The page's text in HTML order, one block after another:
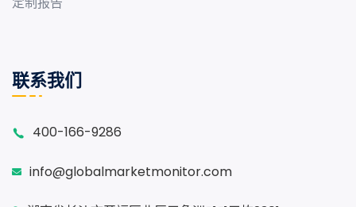
联系我们
400-166-9286
info@globalmarketmonitor.com